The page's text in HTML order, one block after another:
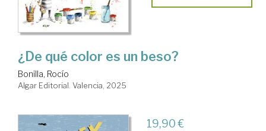
¿De qué color es un beso?
Bonilla, Rocío
Algar Editorial. Valencia, 2025
19,90 €